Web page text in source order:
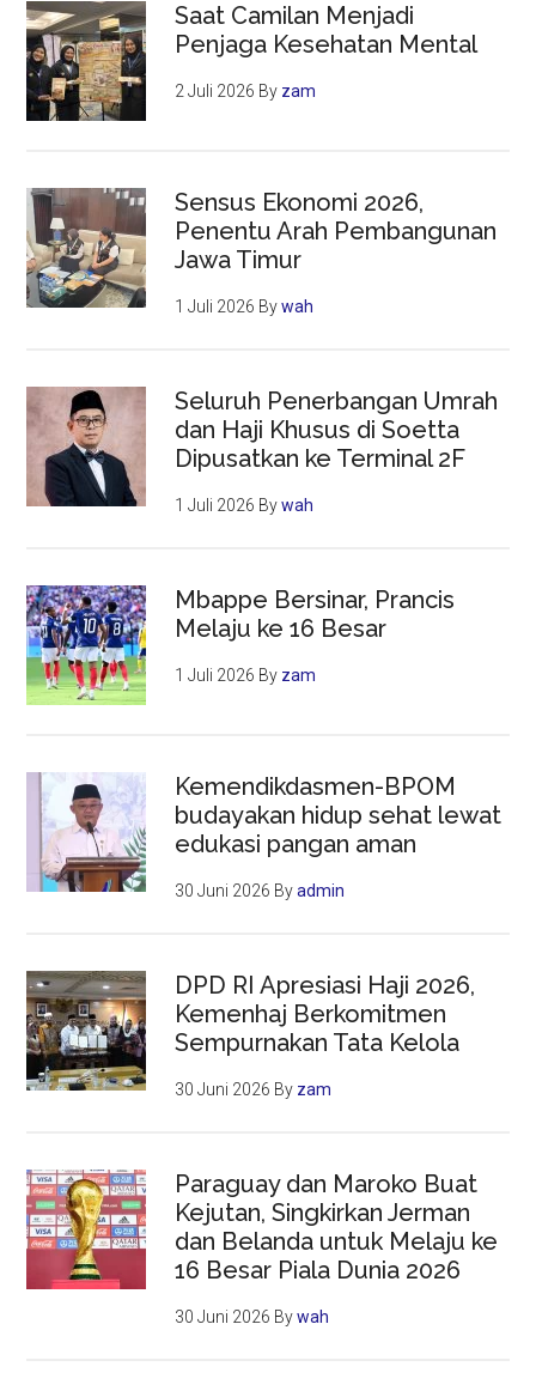
Saat Camilan Menjadi
Penjaga Kesehatan Mental
2 Juli 2026 By zam
Sensus Ekonomi 2026,
Penentu Arah Pembangunan
Jawa Timur
1 Juli 2026 Bywah
Seluruh Penerbangan Umrah
dan Haji Khusus di Soetta
Dipusatkan ke Terminal 2F
1 Juli 2026 Bywah
Mbappe Bersinar, Prancis
Melaju ke 16 Besar
1 Juli 2026 By zam
Kemendikdasmen-BPOM
budayakan hidup sehat lewat
edukasi pangan aman
30 Juni 2026 Byadmin
DPD RI Apresiasi Haji 2026,
Kemenhaj Berkomitmen
Sempurnakan Tata Kelola
30 Juni 2026 By zam
Paraguay dan Maroko Buat
Kejutan, Singkirkan Jerman
dan Belanda untuk Melaju ke
16 Besar Piala Dunia 2026
30 Juni 2026 Bywah